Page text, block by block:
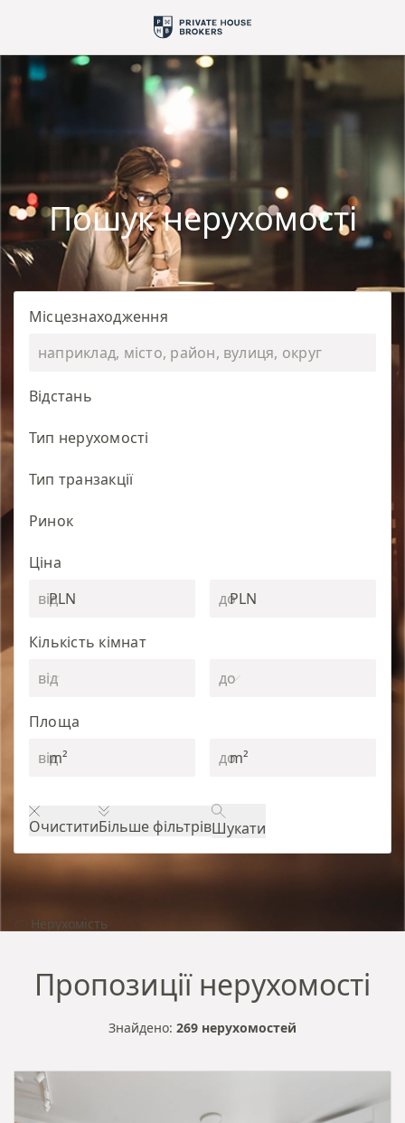
Пошук нерухомості
Місцезнаходження
Відстань
Тип нерухомості
Тип транзакції
Ринок
Ціна
PLN
PLN
Кількість кімнат
Площа
m²
m²
ОчиститиБільше фільтрівШукати
Нерухомість
Пропозиції нерухомості
Знайдено: 269 нерухомостей